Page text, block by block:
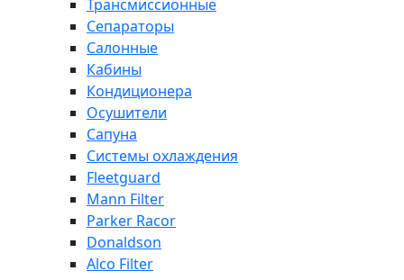
Трансмиссионные
Сепараторы
Салонные
Кабины
Кондиционера
Осушители
Сапуна
Системы охлаждения
Fleetguard
Mann Filter
Parker Racor
Donaldson
Alco Filter